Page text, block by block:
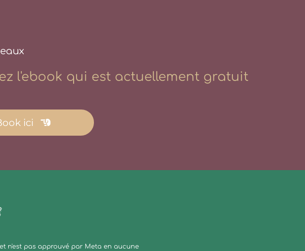
l'ebook qui est actuellement gratuit
ici
n'est pas approuvé par Meta en aucune